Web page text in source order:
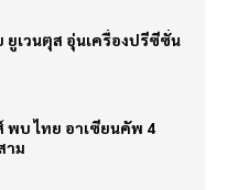
เวนตุส อุ่นเครื่องปรีซีซั่น
บ ไทย อาเซียนคัพ 4
าม